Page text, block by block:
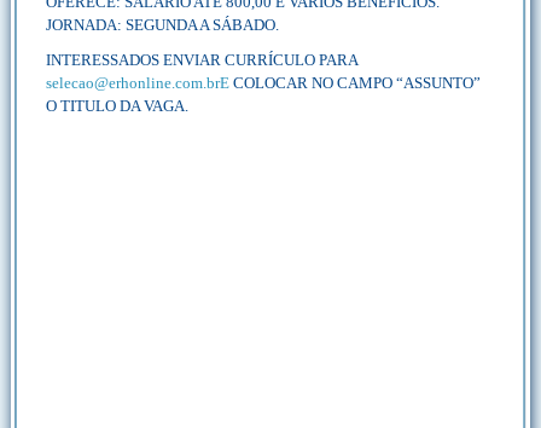
JORNADA: SEGUNDA A SÁBADO.
INTERESSADOS ENVIAR CURRÍCULO PARA
selecao@erhonline.com.brE COLOCAR NO CAMPO “ASSUNTO”
O TITULO DA VAGA.